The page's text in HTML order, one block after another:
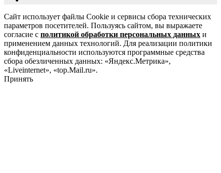
Сайт использует файлы Cookie и сервисы сбора технических
параметров посетителей. Пользуясь сайтом, вы выражаете
согласие с политикой обработки персональных данных и
применением данных технологий. Для реализации политики
конфиденциальности используются программные средства
сбора обезличенных данных: «Яндекс.Метрика»,
«Liveinternet», «top.Mail.ru».
Принять